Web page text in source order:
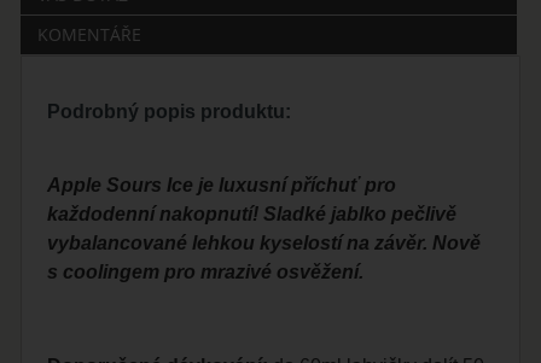
KOMENTÁŘE
Podrobný popis produktu:
Apple Sours Ice je luxusní příchuť pro
každodenní nakopnutí! Sladké jablko pečlivě
vybalancované lehkou kyselostí na závěr. Nově
s coolingem pro mrazivé osvěžení.